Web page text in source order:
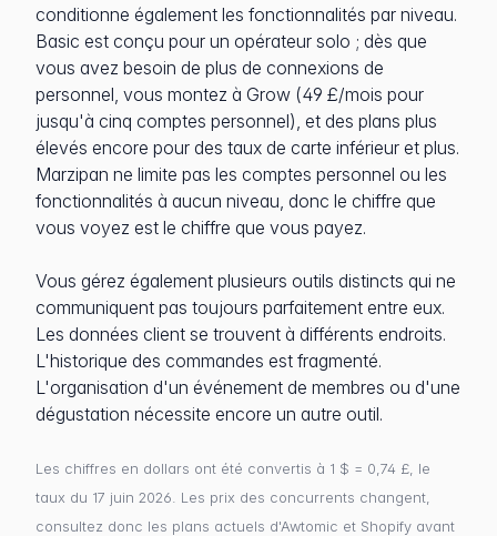
conditionne également les fonctionnalités par niveau.
Basic est conçu pour un opérateur solo ; dès que
vous avez besoin de plus de connexions de
personnel, vous montez à Grow (49 £/mois pour
jusqu'à cinq comptes personnel), et des plans plus
élevés encore pour des taux de carte inférieur et plus.
Marzipan ne limite pas les comptes personnel ou les
fonctionnalités à aucun niveau, donc le chiffre que
vous voyez est le chiffre que vous payez.
Vous gérez également plusieurs outils distincts qui ne
communiquent pas toujours parfaitement entre eux.
Les données client se trouvent à différents endroits.
L'historique des commandes est fragmenté.
L'organisation d'un événement de membres ou d'une
dégustation nécessite encore un autre outil.
Les chiffres en dollars ont été convertis à 1 $ = 0,74 £, le
taux du 17 juin 2026. Les prix des concurrents changent,
consultez donc les plans actuels d'Awtomic et Shopify avant